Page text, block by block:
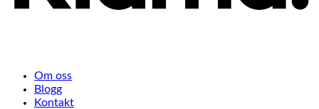
Om oss
Blogg
Kontakt